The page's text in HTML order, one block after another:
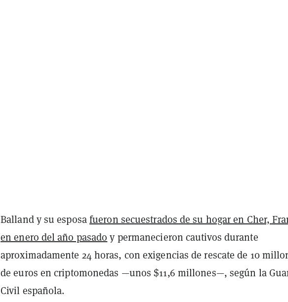
Balland y su esposafueron secuestrados de su hogar en Cher,
en enero del año pasado y permanecieron cautivos durante
aproximadamente 24 horas, con exigencias de rescate de 10
de euros en criptomonedas —unos $11,6 millones—, según la
Civil española.